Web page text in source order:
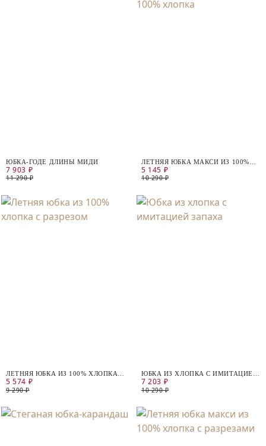
ЮБКА-ГОДЕ ДЛИНЫ МИДИ
7 903 ₽
11 290 ₽
ЛЕТНЯЯ ЮБКА МАКСИ ИЗ 100%
ХЛОПКА
5 145 ₽
10 290 ₽
ЛЕТНЯЯ ЮБКА ИЗ 100% ХЛОПКА С
РАЗРЕЗОМ
5 574 ₽
9 290 ₽
ЮБКА ИЗ ХЛОПКА С ИМИТАЦИЕЙ
ЗАПАХА
7 203 ₽
10 290 ₽